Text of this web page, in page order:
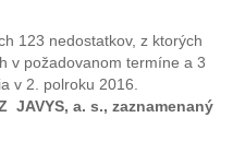
123 nedostatkov, z ktorých
v požadovanom termíne a 3
v 2. polroku 2016.
JAVYS, a. s., zaznamenaný